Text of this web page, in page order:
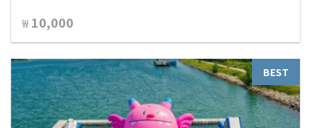
₩ 10,000
BEST